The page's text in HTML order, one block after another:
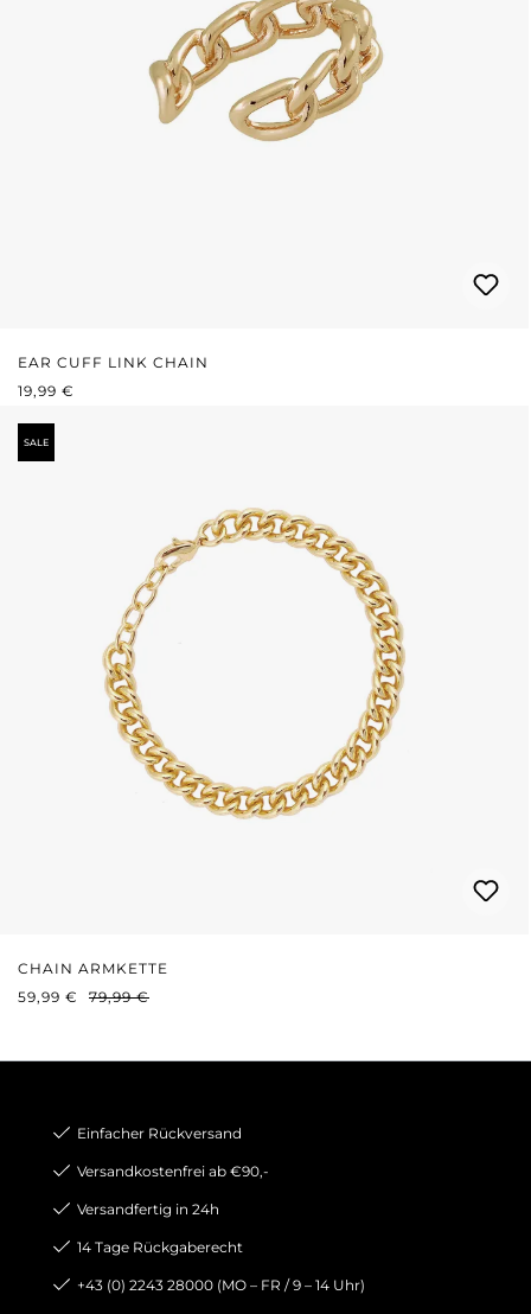
EAR CUFF LINK CHAIN
REGULÄRER PREIS:
19,99 €
SALE
CHAIN ARMKETTE
VERKAUFSPREIS:
59,99 € REGULÄRER PREIS:
79,99 €
Einfacher Rückversand
Versandkostenfrei ab €90,-
Versandfertig in 24h
14 Tage Rückgaberecht
+43 (0) 2243 28000 (MO – FR / 9 – 14 Uhr)